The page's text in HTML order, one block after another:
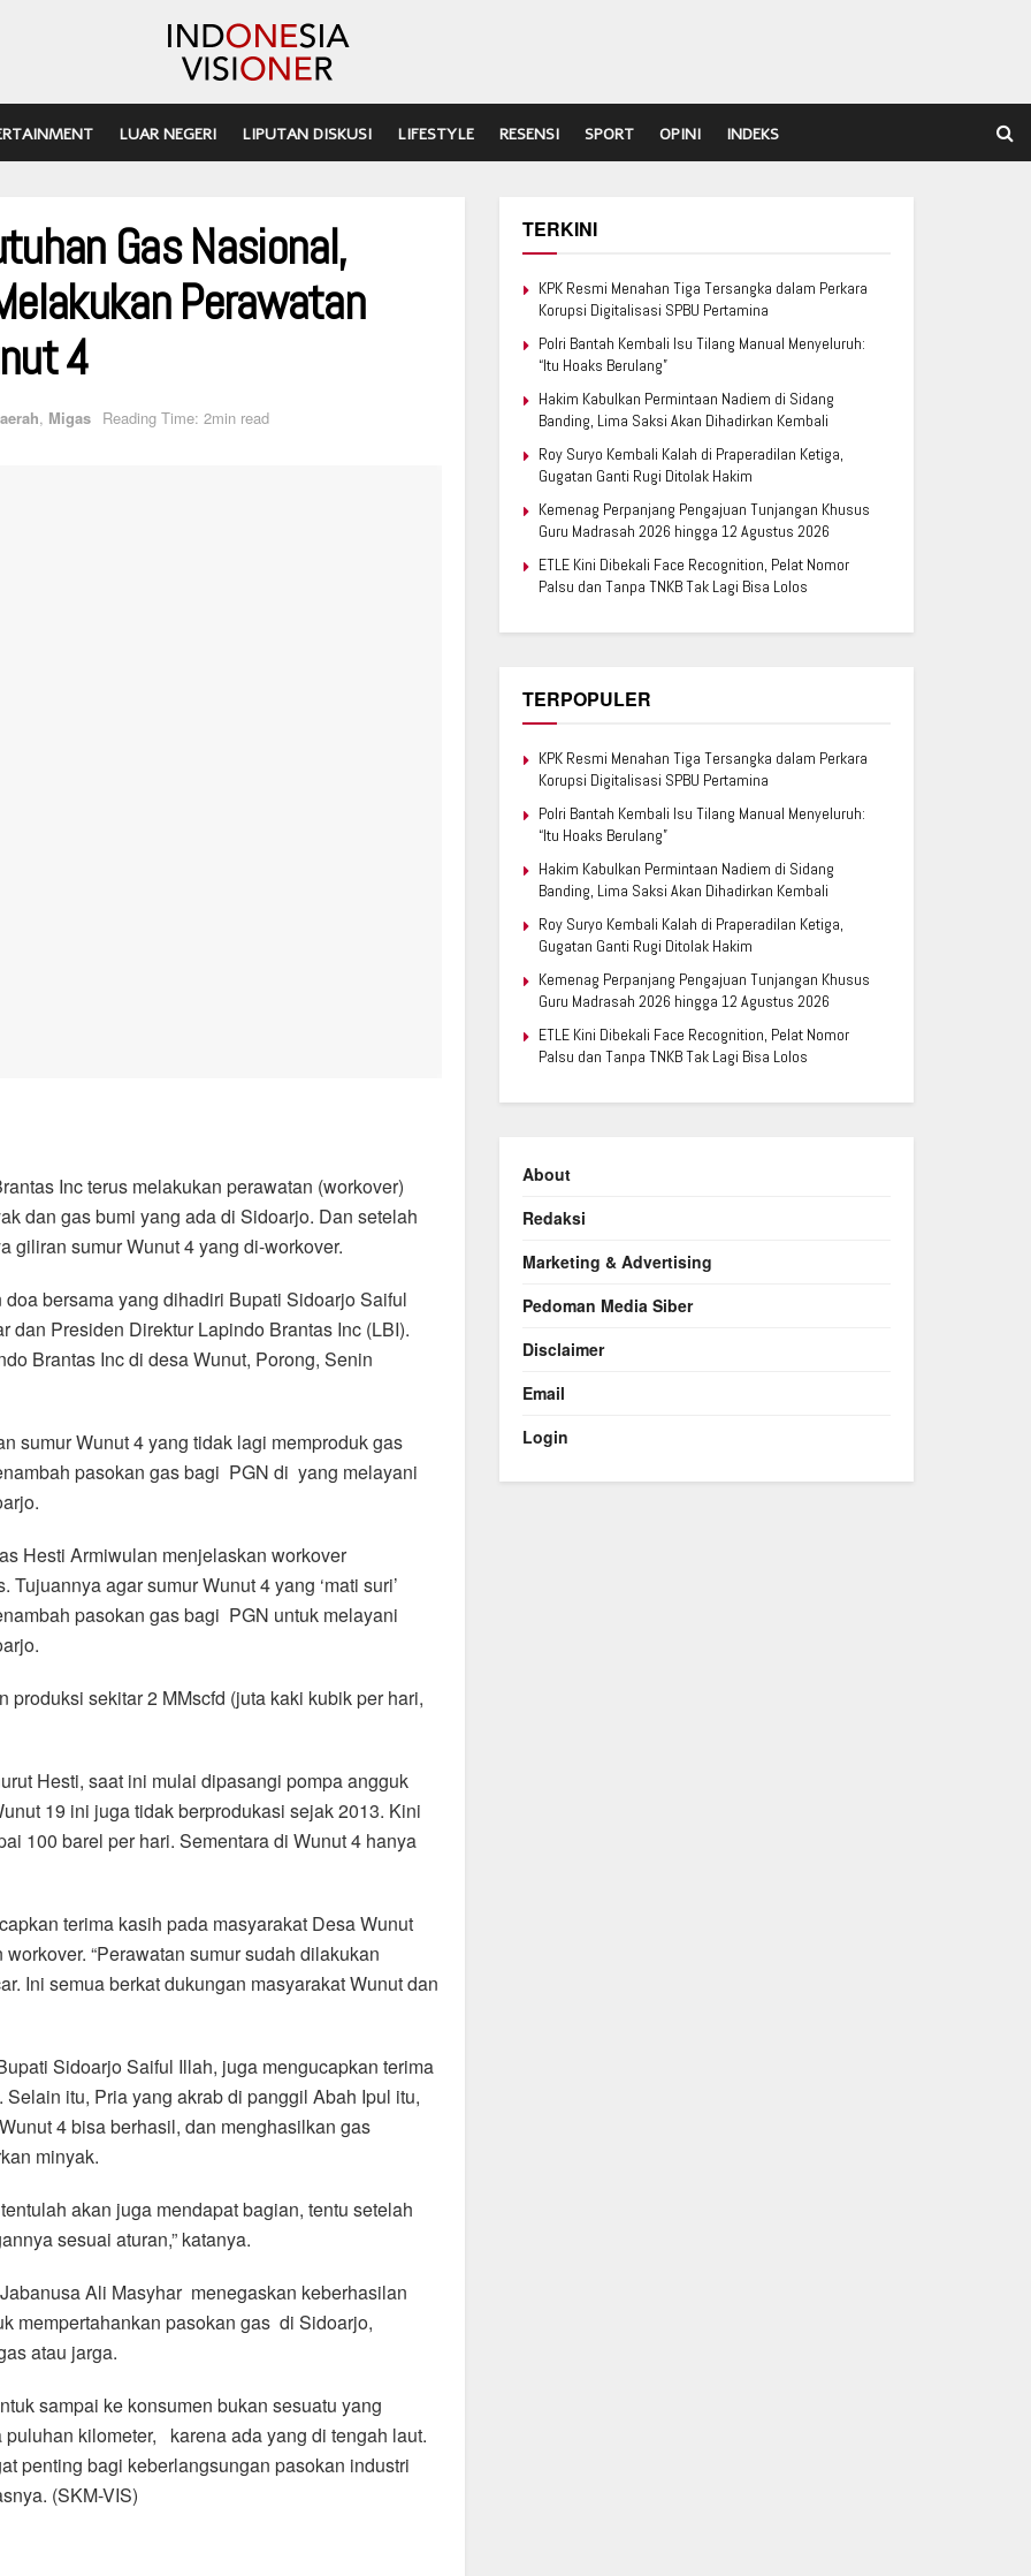
LUAR NEGERI LIPUTAN DISKUSI LIFESTYLE RESENSI SPORT OPINI INDEKS
Gas Nasional,
Perawatan
4
, Migas Reading Time: 2min read
Inc terus melakukan perawatan (workover)
dan gas bumi yang ada di Sidoarjo. Dan setelah
giliran sumur Wunut 4 yang di-workover.
bersama yang dihadiri Bupati Sidoarjo Saiful
Presiden Direktur Lapindo Brantas Inc (LBI).
Brantas Inc di desa Wunut, Porong, Senin
sumur Wunut 4 yang tidak lagi memproduk gas
pasokan gas bagi PGN di yang melayani
Hesti Armiwulan menjelaskan workover
agar sumur Wunut 4 yang ‘mati suri’
pasokan gas bagi PGN untuk melayani
sekitar 2 MMscfd (juta kaki kubik per hari,
Hesti, saat ini mulai dipasangi pompa angguk
19 ini juga tidak berprodukasi sejak 2013. Kini
100 barel per hari. Sementara di Wunut 4 hanya
terima kasih pada masyarakat Desa Wunut
“Perawatan sumur sudah dilakukan
Ini semua berkat dukungan masyarakat Wunut dan
Sidoarjo Saiful Illah, juga mengucapkan terima
itu, Pria yang akrab di panggil Abah Ipul itu,
4 bisa berhasil, dan menghasilkan gas
minyak.
akan juga mendapat bagian, tentu setelah
sesuai aturan,” katanya.
Ali Masyhar menegaskan keberhasilan
mempertahankan pasokan gas di Sidoarjo,
atau jarga.
sampai ke konsumen bukan sesuatu yang
kilometer, karena ada yang di tengah laut.
penting bagi keberlangsungan pasokan industri
(SKM-VIS)
TERKINI
KPK Resmi Menahan Tiga Tersangka dalam Perkara
Korupsi Digitalisasi SPBU Pertamina
Polri Bantah Kembali Isu Tilang Manual Menyeluruh:
“Itu Hoaks Berulang”
Hakim Kabulkan Permintaan Nadiem di Sidang
Banding, Lima Saksi Akan Dihadirkan Kembali
Roy Suryo Kembali Kalah di Praperadilan Ketiga,
Gugatan Ganti Rugi Ditolak Hakim
Kemenag Perpanjang Pengajuan Tunjangan Khusus
Guru Madrasah 2026 hingga 12 Agustus 2026
ETLE Kini Dibekali Face Recognition, Pelat Nomor
Palsu dan Tanpa TNKB Tak Lagi Bisa Lolos
TERPOPULER
KPK Resmi Menahan Tiga Tersangka dalam Perkara
Korupsi Digitalisasi SPBU Pertamina
Polri Bantah Kembali Isu Tilang Manual Menyeluruh:
“Itu Hoaks Berulang”
Hakim Kabulkan Permintaan Nadiem di Sidang
Banding, Lima Saksi Akan Dihadirkan Kembali
Roy Suryo Kembali Kalah di Praperadilan Ketiga,
Gugatan Ganti Rugi Ditolak Hakim
Kemenag Perpanjang Pengajuan Tunjangan Khusus
Guru Madrasah 2026 hingga 12 Agustus 2026
ETLE Kini Dibekali Face Recognition, Pelat Nomor
Palsu dan Tanpa TNKB Tak Lagi Bisa Lolos
About
Redaksi
Marketing & Advertising
Pedoman Media Siber
Disclaimer
Email
Login